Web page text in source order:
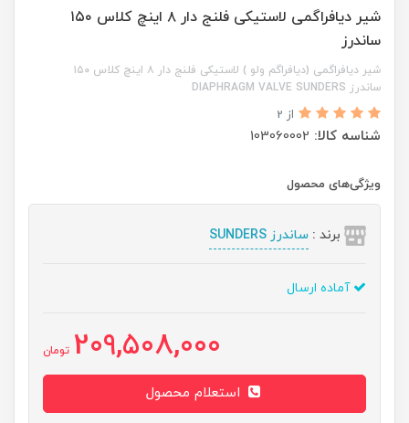
شیر دیافراگمی لاستیکی فلنج دار ۸ اینچ کلاس ۱۵۰
ساندرز
شیر دیافراگمی (دیافراگم ولو ) لاستیکی فلنج دار ۸ اینچ کلاس ۱۵۰
ساندرز DIAPHRAGM VALVE SUNDERS
از 2
شناسه کالا: 103060002
ویژگی‌های محصول
برند : ساندرز SUNDERS
آماده ارسال
209,508,000 تومان